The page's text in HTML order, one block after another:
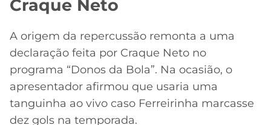
Craque Neto
A origem da repercussão remonta a uma
declaração feita por Craque Neto no
programa “Donos da Bola”. Na ocasião, o
apresentador afirmou que usaria uma
tanguinha ao vivo caso Ferreirinha marcasse
dez gols na temporada.